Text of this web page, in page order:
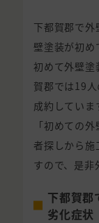
下都賀郡で
壁塗装が初め
初めて外壁
賀郡では19
成約していま
「初めての
者探しから施
すので、是非
下都賀郡
劣化症状